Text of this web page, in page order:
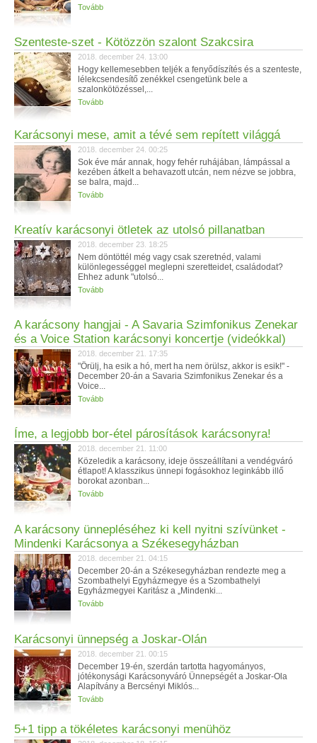
Tovább
Szenteste-szet - Kötözzön szalont Szakcsira
2018. december 24. 13:00
Hogy kellemesebben teljék a fenyődíszítés és a szenteste,
lélekcsendesítő zenékkel csengetünk bele a
szalonkötözéssel,...
Tovább
Karácsonyi mese, amit a tévé sem repített világgá
2018. december 24. 00:25
Sok éve már annak, hogy fehér ruhájában, lámpással a
kezében átkelt a behavazott utcán, nem nézve se jobbra,
se balra, majd...
Tovább
Kreatív karácsonyi ötletek az utolsó pillanatban
2018. december 23. 18:25
Nem döntöttél még vagy csak szeretnéd, valami
különlegességgel meglepni szeretteidet, családodat?
Ehhez adunk "utolsó...
Tovább
A karácsony hangjai - A Savaria Szimfonikus Zenekar
és a Voice Station karácsonyi koncertje (videókkal)
2018. december 21. 17:35
"Örülj, ha esik a hó, mert ha nem örülsz, akkor is esik!" -
December 20-án a Savaria Szimfonikus Zenekar és a
Voice...
Tovább
Íme, a legjobb bor-étel párosítások karácsonyra!
2018. december 21. 11:00
Közeledik a karácsony, ideje összeállítani a vendégváró
étlapot! A klasszikus ünnepi fogásokhoz leginkább illő
borokat azonban...
Tovább
A karácsony ünnepléséhez ki kell nyitni szívünket -
Mindenki Karácsonya a Székesegyházban
2018. december 21. 04:15
December 20-án a Székesegyházban rendezte meg a
Szombathelyi Egyházmegye és a Szombathelyi
Egyházmegyei Karitász a „Mindenki...
Tovább
Karácsonyi ünnepség a Joskar-Olán
2018. december 21. 00:15
December 19-én, szerdán tartotta hagyományos,
jótékonysági Karácsonyváró Ünnepségét a Joskar-Ola
Alapítvány a Bercsényi Miklós...
Tovább
5+1 tipp a tökéletes karácsonyi menühöz